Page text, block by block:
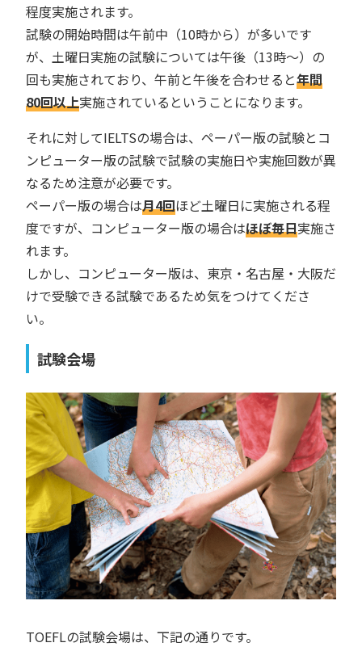
程度実施されます。
試験の開始時間は午前中（10時から）が多いです
が、土曜日実施の試験については午後（13時〜）の
回も実施されており、午前と午後を合わせると年間
80回以上実施されているということになります。
それに対してIELTSの場合は、ペーパー版の試験とコ
ンピューター版の試験で試験の実施日や実施回数が異
なるため注意が必要です。
ペーパー版の場合は月4回ほど土曜日に実施される程
度ですが、コンピューター版の場合はほぼ毎日実施さ
れます。
しかし、コンピューター版は、東京・名古屋・大阪だ
けで受験できる試験であるため気をつけてくださ
い。
試験会場
TOEFLの試験会場は、下記の通りです。